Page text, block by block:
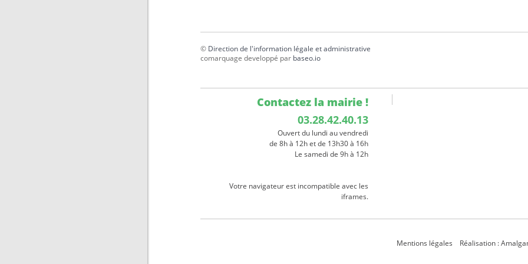
© Direction de l'information légale et administrative
comarquage developpé par baseo.io
Contactez la mairie !
03.28.42.40.13
Ouvert du lundi au vendredi
de 8h à 12h et de 13h30 à 16h
Le samedi de 9h à 12h
Votre navigateur est incompatible avec les
iframes.
Mentions légales Réalisation :